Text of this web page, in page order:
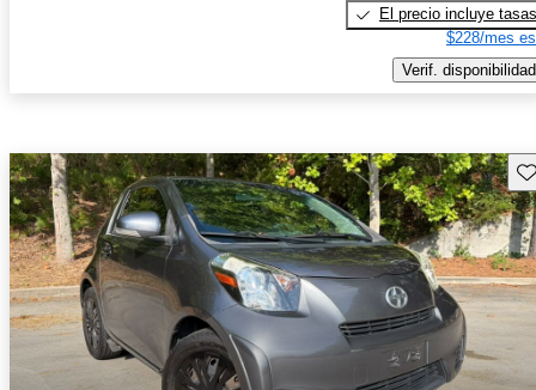
El precio incluye tasas
$228/mes
Verif. disponibilidad